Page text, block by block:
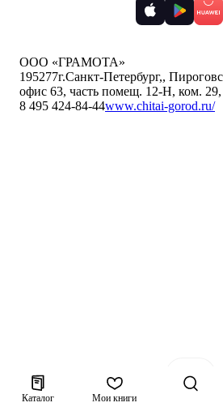
Каталог Мои книги
ООО «ГРАМОТА»
195277г.Санкт-Петербург,,
офис 63, часть помещ. 12-Н, ком. 29,
8 495 424-84-44www.chitai-gorod.ru/